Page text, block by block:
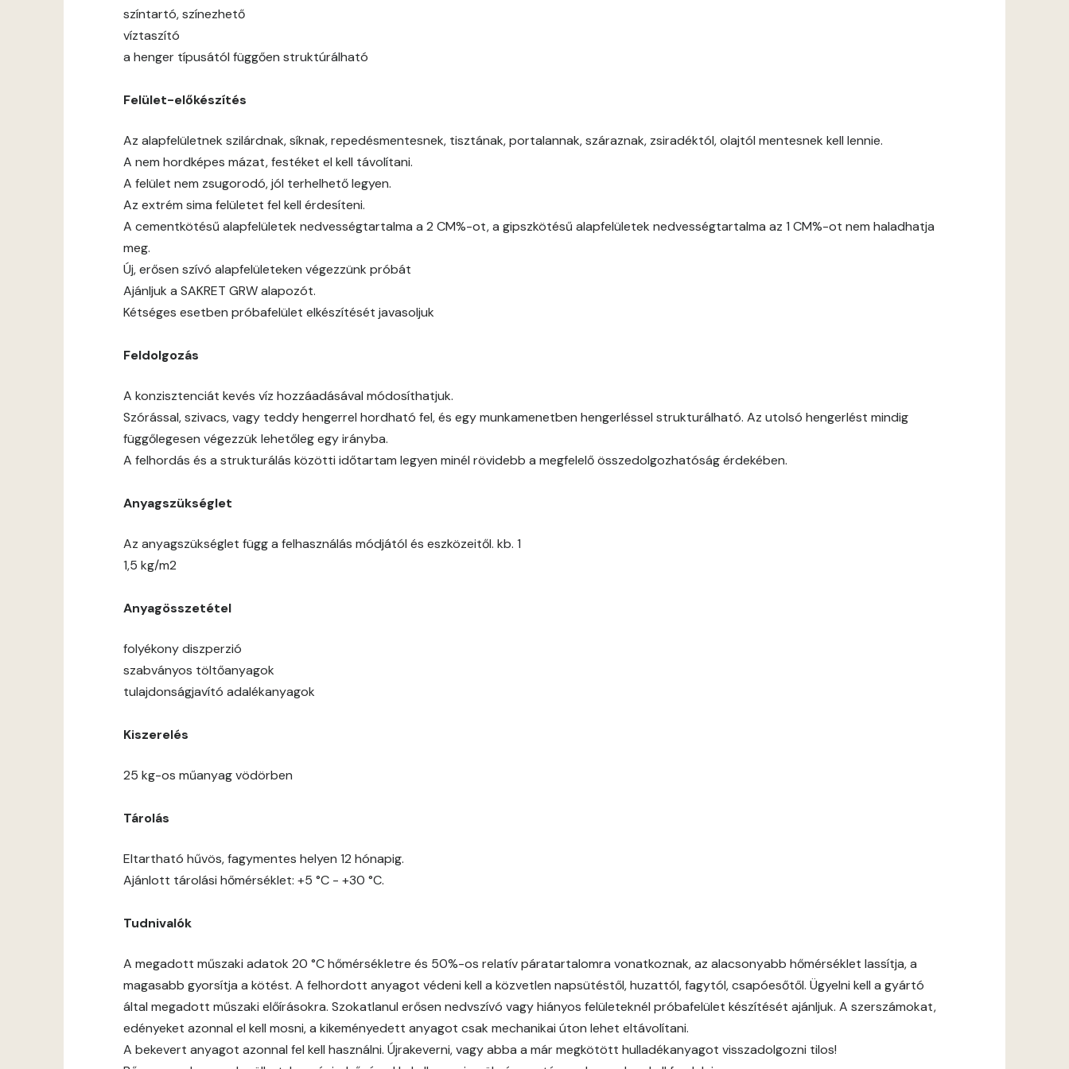
Mouse-grey A
Ocher B
Terra A
Tobacco A
színtartó, színezhető
víztaszító
a henger típusától függően struktúrálható
Felület-előkészítés
Az alapfelületnek szilárdnak, síknak, repedésmentesnek, tisztának, portalannak, száraznak, zsiradéktól, olajtól mentesnek kell lennie.
A nem hordképes mázat, festéket el kell távolítani.
A felület nem zsugorodó, jól terhelhető legyen.
Az extrém sima felületet fel kell érdesíteni.
A cementkötésű alapfelületek nedvességtartalma a 2 CM%-ot, a gipszkötésű alapfelületek nedvességtartalma az 1 CM%-ot nem haladhatja
meg.
Új, erősen szívó alapfelületeken végezzünk próbát
Ajánljuk a SAKRET GRW alapozót.
Kétséges esetben próbafelület elkészítését javasoljuk
Feldolgozás
A konzisztenciát kevés víz hozzáadásával módosíthatjuk.
Szórással, szivacs, vagy teddy hengerrel hordható fel, és egy munkamenetben hengerléssel strukturálható. Az utolsó hengerlést mindig
függőlegesen végezzük lehetőleg egy irányba.
A felhordás és a strukturálás közötti időtartam legyen minél rövidebb a megfelelő összedolgozhatóság érdekében.
Anyagszükséglet
Az anyagszükséglet függ a felhasználás módjától és eszközeitől. kb. 1
1,5 kg/m2
Anyagösszetétel
folyékony diszperzió
szabványos töltőanyagok
tulajdonságjavító adalékanyagok
Kiszerelés
25 kg-os műanyag vödörben
Tárolás
Eltartható hűvös, fagymentes helyen 12 hónapig.
Ajánlott tárolási hőmérséklet: +5 °C - +30 °C.
Tudnivalók
A megadott műszaki adatok 20 °C hőmérsékletre és 50%-os relatív páratartalomra vonatkoznak, az alacsonyabb hőmérséklet lassítja, a
magasabb gyorsítja a kötést. A felhordott anyagot védeni kell a közvetlen napsütéstől, huzattól, fagytól, csapóesőtől. Ügyelni kell a gyártó
által megadott műszaki előírásokra. Szokatlanul erősen nedvszívó vagy hiányos felületeknél próbafelület készítését ajánljuk. A szerszámokat,
edényeket azonnal el kell mosni, a kikeményedett anyagot csak mechanikai úton lehet eltávolítani.
A bekevert anyagot azonnal fel kell használni. Újrakeverni, vagy abba a már megkötött hulladékanyagot visszadolgozni tilos!